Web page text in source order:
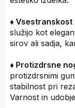
♦ Vsestranskost
služijo kot
sirov ali sadja,
♦ Protizdrsne
protizdrsnimi
stabilnost pri
Varnost in